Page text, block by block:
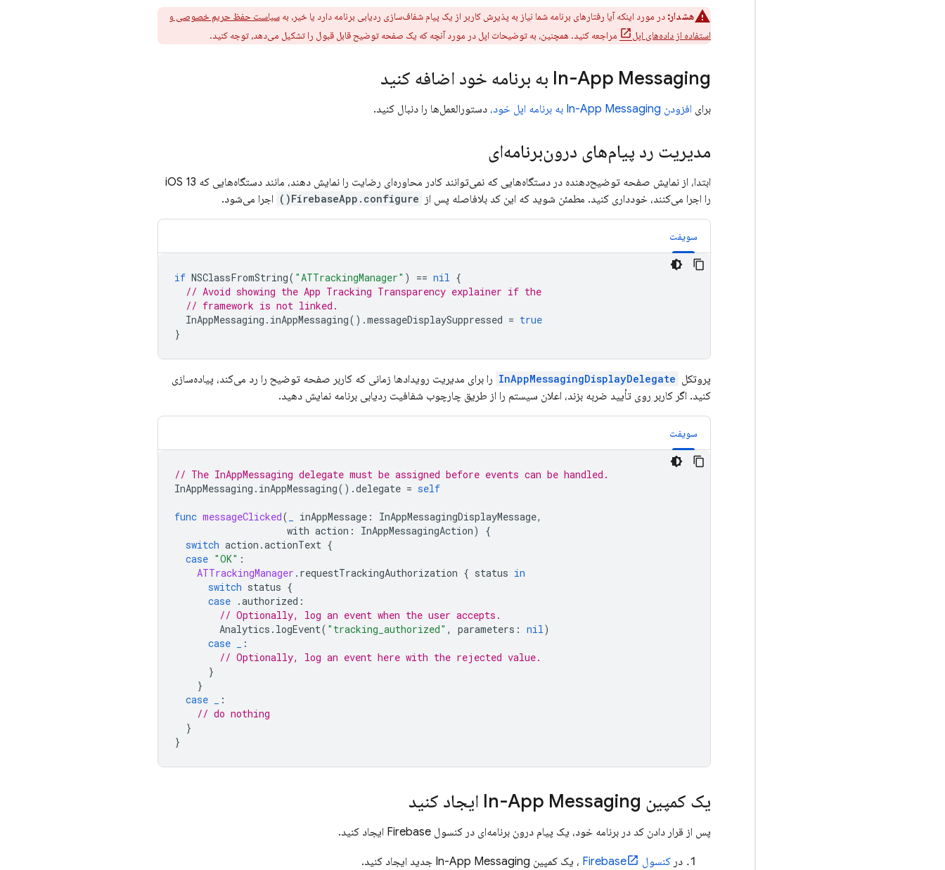
هشدار: در مورد اینکه آیا رفتارهای برنامه شما نیاز به پذیرش کاربر از یک پیام شفاف‌سازی ردیابی برنامه دارد یا خیر، بهسیاست حفظ حریم خصوصی و
استفاده از داده‌های اپل
مراجعه کنید. همچنین، به توضیحات اپل در مورد آنچه که یک صفحه توضیح قابل قبول را تشکیل می‌دهد، توجه کنید.
In-App Messaging به برنامه خود اضافه کنید
برای افزودن In-App Messaging به برنامه اپل خود، دستورالعمل‌ها را دنبال کنید.
مدیریت رد پیام‌های درون‌برنامه‌ای
ابتدا، از نمایش صفحه توضیح‌دهنده در دستگاه‌هایی که نمی‌توانند کادر محاوره‌ای رضایت را نمایش دهند، مانند دستگاه‌هایی که iOS 13
را اجرا می‌کنند، خودداری کنید. مطمئن شوید که این کد بلافاصله پس از FirebaseApp.configure() اجرا می‌شود.
سویفت
if NSClassFromString( "ATTrackingManager" ) == nil {
// Avoid showing the App Tracking Transparency explainer if the
// framework is not linked.
InAppMessaging . inAppMessaging().messageDisplaySuppressed = true
}
پروتکل InAppMessagingDisplayDelegate را برای مدیریت رویدادها زمانی که کاربر صفحه توضیح را رد می‌کند، پیاده‌سازی
کنید. اگر کاربر روی تأیید ضربه بزند، اعلان سیستم را از طریق چارچوب شفافیت ردیابی برنامه نمایش دهید.
سویفت
// The InAppMessaging delegate must be assigned before events can be handled.
InAppMessaging . inAppMessaging().delegate = self
func messageClicked( inAppMessage : InAppMessagingDisplayMessage,
with action : InAppMessagingAction)
{
switch action .actionText {
case "OK" :
ATTrackingManager . requestTrackingAuthorization { status in
switch status {
case .authorized :
// Optionally, log an event when the user accepts.
Analytics . logEvent( "tracking_authorized" , parameters : nil)
case
:
// Optionally, log an event here with the rejected value.
}
}
case
:
// do nothing
}
}
یک کمپین In-App Messaging ایجاد کنید
پس از قرار دادن کد در برنامه خود، یک پیام درون برنامه‌ای در کنسول Firebase ایجاد کنید.
در کنسول Firebase ، یک کمپین In-App Messaging جدید ایجاد کنید.